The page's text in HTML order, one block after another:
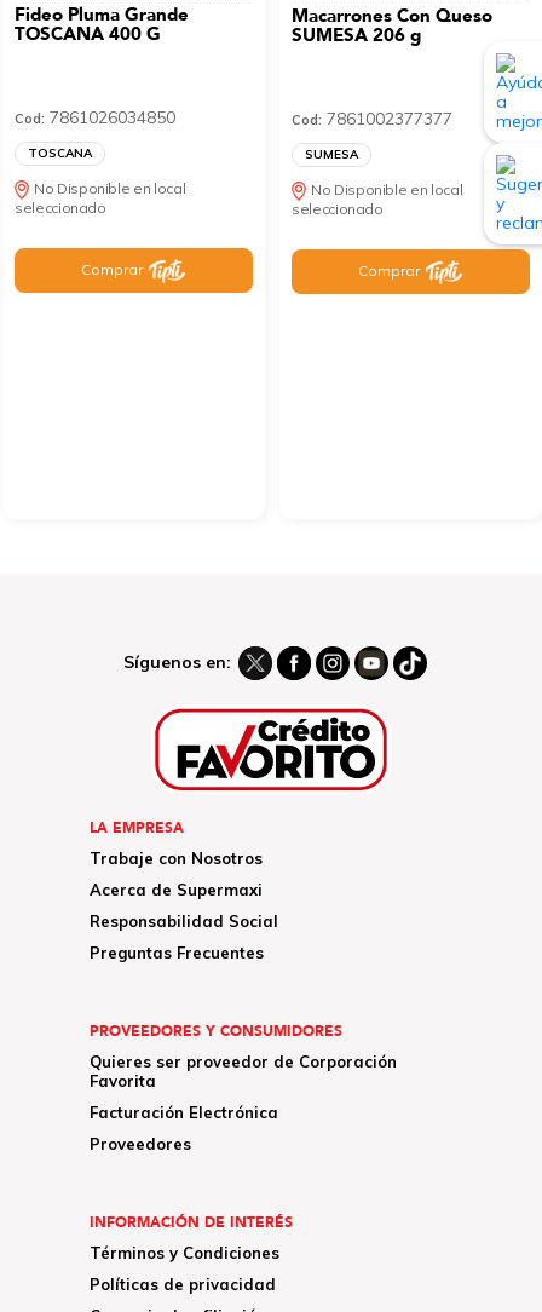
Fideo Pluma Grande
TOSCANA 400 G
Cod: 7861026034850
TOSCANA
No Disponible en local
seleccionado
Comprar
Macarrones Con Queso
SUMESA 206 g
Cod: 7861002377377
SUMESA
No Disponible en local
seleccionado
Comprar
Síguenos en:
LA EMPRESA
Trabaje con Nosotros
Acerca de Supermaxi
Responsabilidad Social
Preguntas Frecuentes
PROVEEDORES Y CONSUMIDORES
Quieres ser proveedor de Corporación
Favorita
Facturación Electrónica
Proveedores
INFORMACIÓN DE INTERÉS
Términos y Condiciones
Políticas de privacidad